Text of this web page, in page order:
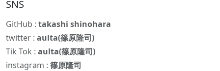
SNS
GitHub : takashi shinohara
twitter : aulta(篠原隆司)
Tik Tok : aulta(篠原隆司)
instagram : 篠原隆司